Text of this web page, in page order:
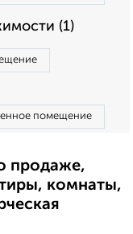
(1)
помещение
продаже,
комнаты,